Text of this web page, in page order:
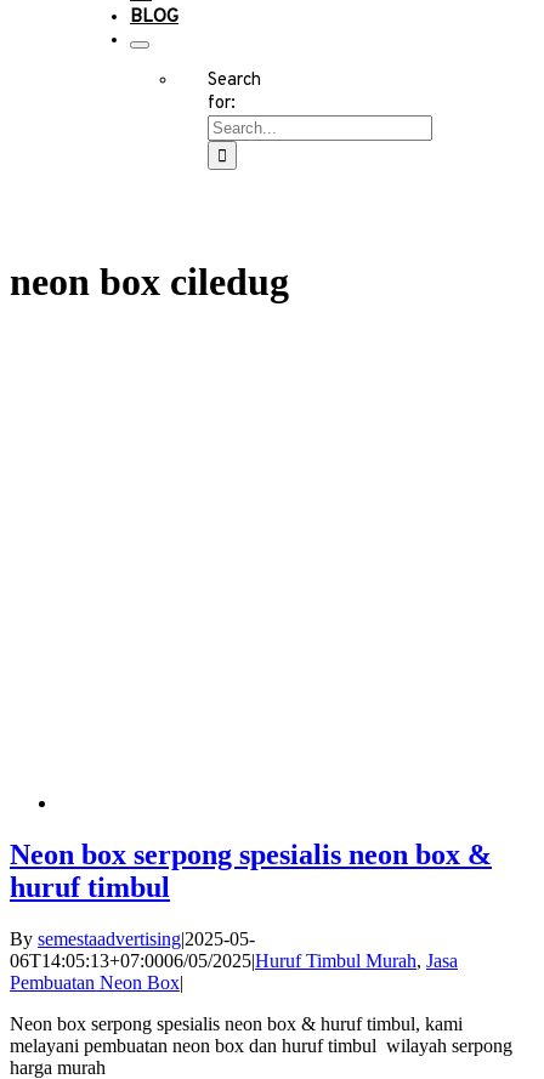
BLOG
Search
for:
neon box ciledug
Neon box serpong spesialis neon box &
huruf timbul
By semestaadvertising|2025-05-
06T14:05:13+07:0006/05/2025|Huruf Timbul Murah, Jasa
Pembuatan Neon Box|
Neon box serpong spesialis neon box & huruf timbul, kami
melayani pembuatan neon box dan huruf timbul wilayah serpong
harga murah